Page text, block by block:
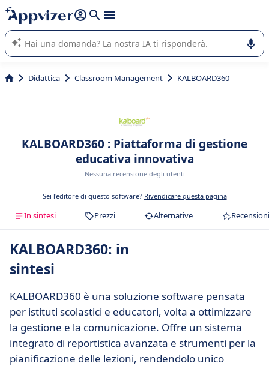
righe con
shift + enter
L'IA di Appvizer vi guida nell'utilizzo o nella scelta di un
software SaaS per la vostra azienda.
Didattica Classroom Management KALBOARD360
KALBOARD360 : Piattaforma di gestione
educativa innovativa
Nessuna recensione degli utenti
Sei l'editore di questo software? Rivendicare questa pagina
In sintesi Prezzi Alternative Recensioni
KALBOARD360: in
sintesi
KALBOARD360 è una soluzione software pensata
per istituti scolastici e educatori, volta a ottimizzare
la gestione e la comunicazione. Offre un sistema
integrato di reportistica avanzata e strumenti per la
pianificazione delle lezioni, rendendolo unico